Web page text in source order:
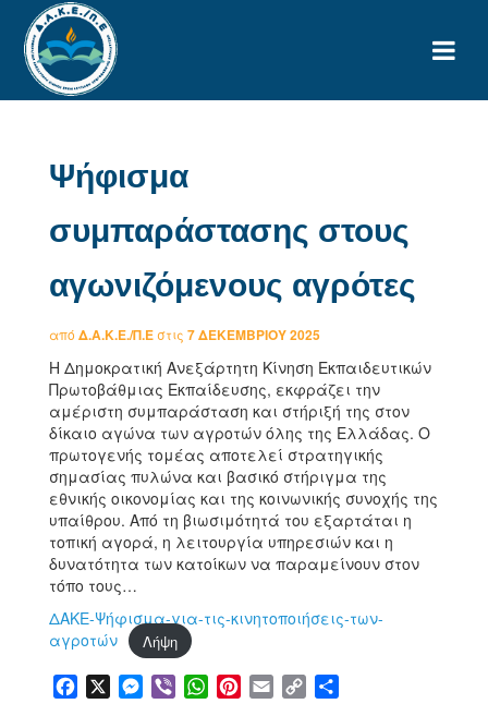
Ψήφισμα
συμπαράστασης στους
αγωνιζόμενους αγρότες
από Δ.Α.Κ.Ε./Π.Εστις 7 ΔΕΚΕΜΒΡΊΟΥ 2025
Η Δημοκρατική Ανεξάρτητη Κίνηση Εκπαιδευτικών
Πρωτοβάθμιας Εκπαίδευσης, εκφράζει την
αμέριστη συμπαράσταση και στήριξή της στον
δίκαιο αγώνα των αγροτών όλης της Ελλάδας. Ο
πρωτογενής τομέας αποτελεί στρατηγικής
σημασίας πυλώνα και βασικό στήριγμα της
εθνικής οικονομίας και της κοινωνικής συνοχής της
υπαίθρου. Από τη βιωσιμότητά του εξαρτάται η
τοπική αγορά, η λειτουργία υπηρεσιών και η
δυνατότητα των κατοίκων να παραμείνουν στον
τόπο τους…
ΔΑΚΕ-Ψήφισμα-για-τις-κινητοποιήσεις-των-
αγροτών
Λήψη
Facebook Messenger
Viber WhatsApp
Pinterest
Email Copy